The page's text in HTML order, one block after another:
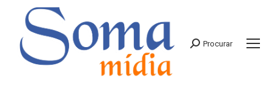
Search:
Procurar